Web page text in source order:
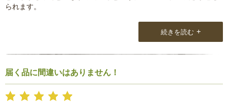
られます。
続きを読む +
届く品に間違いはありません！